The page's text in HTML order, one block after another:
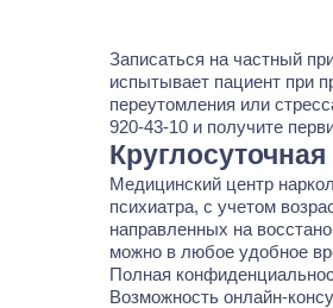
Записаться на частный
испытывает пациент при
переутомления или
920-43-10 и получите
Медицинский центр
психиатра, с учетом
направленных на
можно в любое удобное
Полная
Возможность онлайн-